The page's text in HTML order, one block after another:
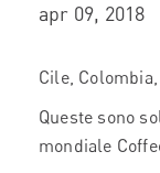
apr 09, 2018
Cile,
Queste sono
mondiale